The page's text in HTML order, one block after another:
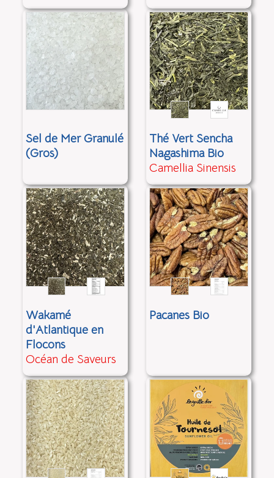
Sel de Mer Granulé
(Gros)
Thé Vert Sencha
Nagashima Bio
Camellia Sinensis
Wakamé
d'Atlantique en
Flocons
Océan de Saveurs
Pacanes Bio